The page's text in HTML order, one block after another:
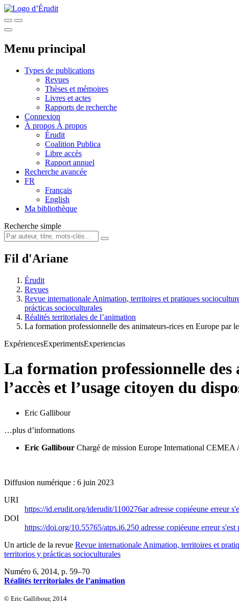
Menu principal
Types de publications
Revues
Thèses et mémoires
Livres et actes
Rapports de recherche
Connexion
À propos À propos
Érudit
Coalition Publica
Libre accès
Rapport annuel
Recherche avancée
FR
Français
English
Ma bibliothèque
Recherche simple
Fil d'Ariane
Érudit
Revues
Revue internationale Animation, territoires et pratiques
prácticas socioculturales
Réalités territoriales de l’animation
La formation professionnelle des animateurs-rices en Europe par
ExpériencesExperimentsExperiencias
La formation professionnelle
l’accès et l’usage citoyen du
Eric Gallibour
…plus d’informations
Eric Gallibour Chargé de mission Europe International
Diffusion numérique : 6 juin 2023
URI
https://id.erudit.org/iderudit/1100276aradresse copiéeune erreur
DOI
https://doi.org/10.55765/atps.i6.250 adresse copiéeune erreur s'est
Un article de la revue Revue internationale Animation, territoires et
territorios y prácticas socioculturales
Numéro 6, 2014, p. 59–70
Réalités territoriales de l’animation
© Eric Gallibour, 2014